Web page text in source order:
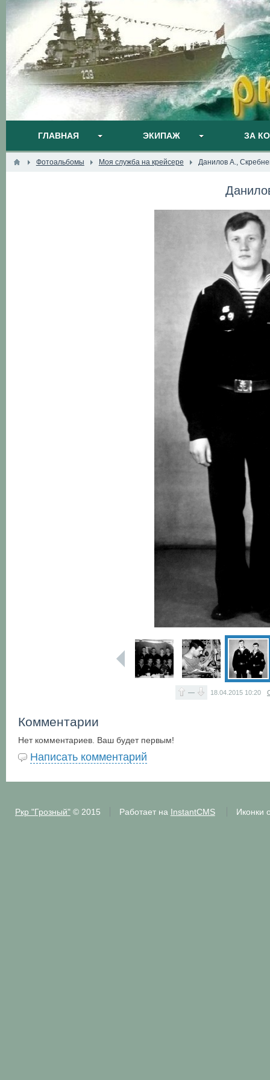
ГЛАВНАЯ ЭКИПАЖ ЗА
Фотоальбомы Моя служба на крейсере Данилов А.,
— 18.04.2015 10:20
Комментарии
Нет комментариев. Ваш будет первым!
Написать комментарий
Ркр "Грозный"© 2015 Работает на InstantCMS Иконки